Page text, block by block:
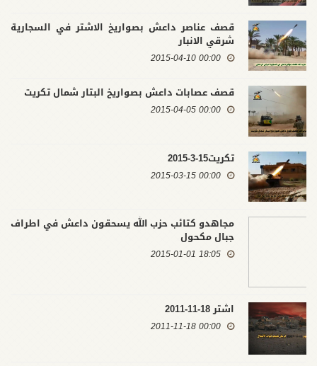
قصف عناصر داعش بصواريخ الاشتر في السجارية
شرقي الانبار
00:00 2015-04-10
قصف عصابات داعش بصواريخ البتار شمال تكريت
00:00 2015-04-05
تكريت15-3-2015
00:00 2015-03-15
مجاهدو كتائب حزب الله يسحقون داعش في اطراف
جبال مكحول
18:05 2015-01-01
اشتر 18-11-2011
00:00 2011-11-18